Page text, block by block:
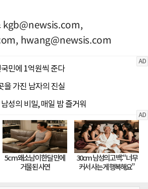
kgb@newsis.com,
, hwang@newsis.com